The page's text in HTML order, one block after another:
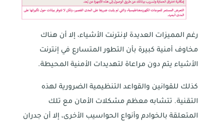
رغم المميزات العديدة لإنترنت الأشياء، إلا أن هناك
مخاوف أمنية كبيرة بأن التطور المتسارع في إنترنت
الأشياء يتم دون مراعاة لتهديدات الأمنية المحيطة.
كذلك للقوانين والقواعد التنظيمية الضرورية لهذه
التقنية. تتشابه معظم مشكلات الأمان مع تلك
المتعلقة بالخوادم وأنواع الحواسيب الأخرى، إلا أن جدران